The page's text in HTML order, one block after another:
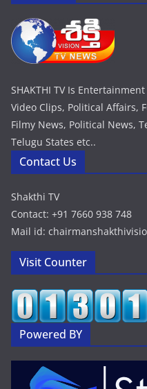
SHAKTHI TV Is
Video Clips, Political Affairs,
Filmy News, Political News,
Telugu States etc..
Contact Us
Shakthi TV
Contact: +91 7660 938 748
Mail id:
Visit Counter
Powered BY